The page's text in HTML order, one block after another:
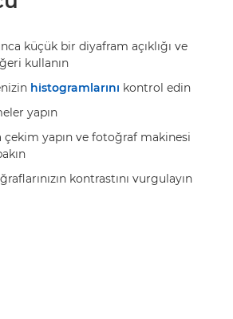
küçük bir diyafram açıklığı ve
kullanın
histogramlarını kontrol edin
yapın
çekim yapın ve fotoğraf makinesi
kontrastını vurgulayın